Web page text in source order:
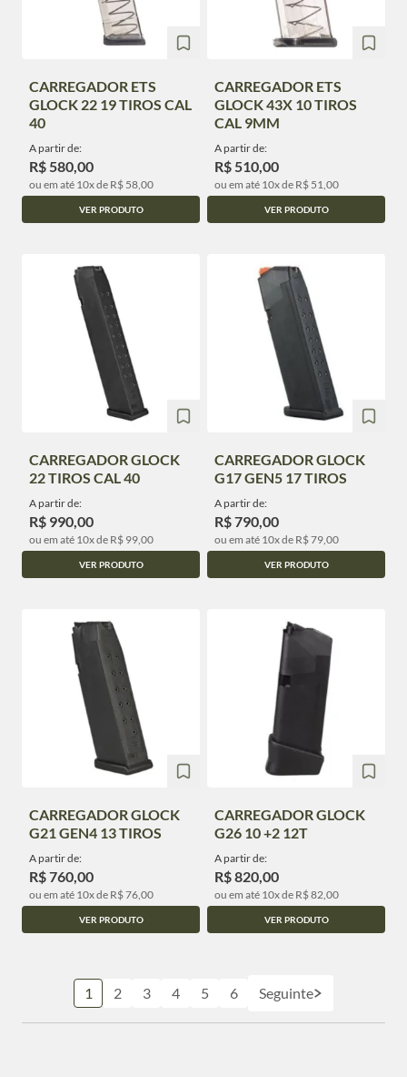
CARREGADOR ETS
GLOCK 22 19 TIROS CAL
40
A partir de:
R$ 580,00
ou em até 10x de R$ 58,00
VER PRODUTO
CARREGADOR ETS
GLOCK 43X 10 TIROS
CAL 9MM
A partir de:
R$ 510,00
ou em até 10x de R$ 51,00
VER PRODUTO
CARREGADOR GLOCK
22 TIROS CAL 40
A partir de:
R$ 990,00
ou em até 10x de R$ 99,00
VER PRODUTO
CARREGADOR GLOCK
G17 GEN5 17 TIROS
A partir de:
R$ 790,00
ou em até 10x de R$ 79,00
VER PRODUTO
CARREGADOR GLOCK
G21 GEN4 13 TIROS
A partir de:
R$ 760,00
ou em até 10x de R$ 76,00
VER PRODUTO
CARREGADOR GLOCK
G26 10 +2 12T
A partir de:
R$ 820,00
ou em até 10x de R$ 82,00
VER PRODUTO
1 2 3 4 5 6 Seguinte